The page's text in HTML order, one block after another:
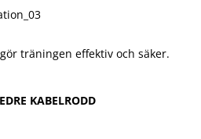
träningen effektiv och säker.
KABELRODD